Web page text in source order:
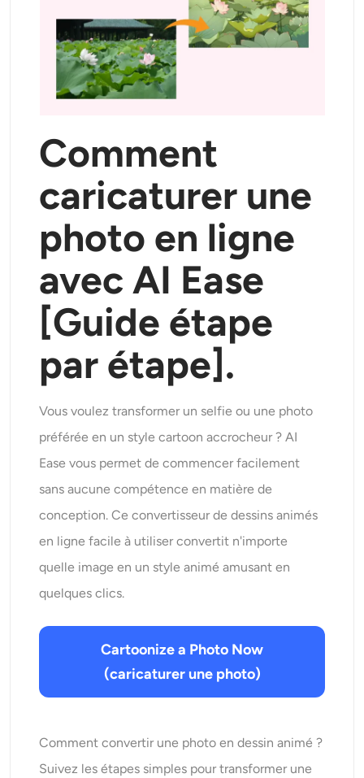
Comment
caricaturer une
photo en ligne
avec AI Ease
[Guide étape
par étape].
Vous voulez transformer un selfie ou une photo
préférée en un style cartoon accrocheur ? AI
Ease vous permet de commencer facilement
sans aucune compétence en matière de
conception. Ce convertisseur de dessins animés
en ligne facile à utiliser convertit n'importe
quelle image en un style animé amusant en
quelques clics.
Cartoonize a Photo Now
(caricaturer une photo)
Comment convertir une photo en dessin animé ?
Suivez les étapes simples pour transformer une